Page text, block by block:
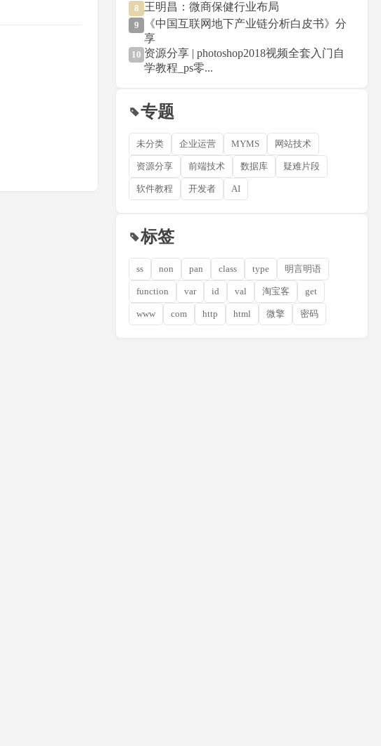
8 王明昌：微商保健行业布局
9
《中国互联网地下产业链分析白皮书》分
享
10 资源分享 | photoshop2018视频全套入门自
学教程_ps零...
专题
未分类 企业运营 MYMS 网站技术
资源分享 前端技术 数据库 疑难片段
软件教程 开发者 AI
标签
ss non pan class type 明言明语
function var id val 淘宝客 get
www com http html 微擎 密码